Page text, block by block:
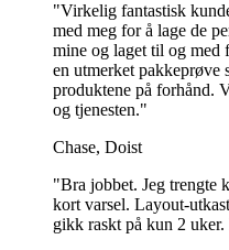
"Virkelig fantastisk
med meg for å lage de
mine og laget til og med
en utmerket pakkeprøve
produktene på forhånd.
og tjenesten."
Chase, Doist
"Bra jobbet. Jeg trengte
kort varsel. Layout-
gikk raskt på kun 2